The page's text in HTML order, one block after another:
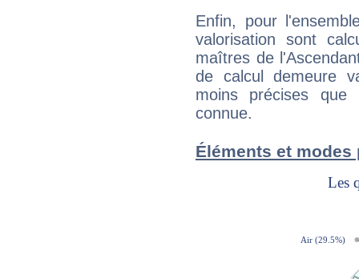
Enfin, pour
valorisation sont
maîtres de
de calcul demeure
moins précises que
connue.
Éléments et modes